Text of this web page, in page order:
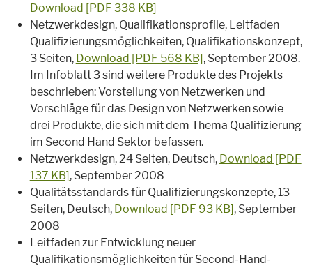
Download [PDF 338 KB]
Netzwerkdesign, Qualifikationsprofile, Leitfaden
Qualifizierungsmöglichkeiten, Qualifikationskonzept,
3 Seiten, Download [PDF 568 KB], September 2008.
Im Infoblatt 3 sind weitere Produkte des Projekts
beschrieben: Vorstellung von Netzwerken und
Vorschläge für das Design von Netzwerken sowie
drei Produkte, die sich mit dem Thema Qualifizierung
im Second Hand Sektor befassen.
Netzwerkdesign, 24 Seiten, Deutsch, Download [PDF
137 KB], September 2008
Qualitätsstandards für Qualifizierungskonzepte, 13
Seiten, Deutsch, Download [PDF 93 KB], September
2008
Leitfaden zur Entwicklung neuer
Qualifikationsmöglichkeiten für Second-Hand-